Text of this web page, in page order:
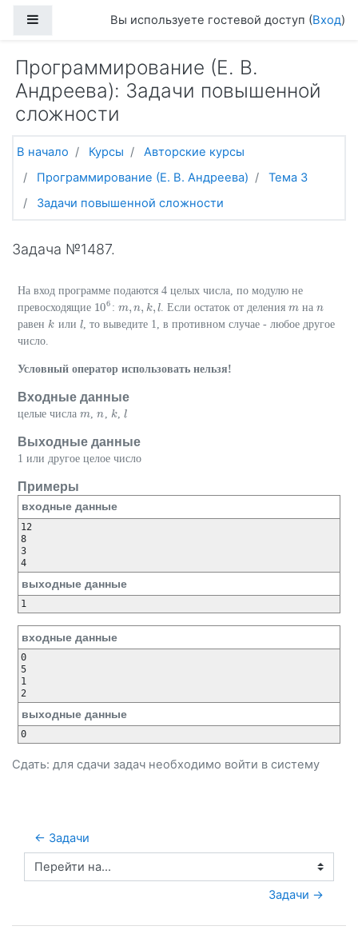
Боковая панельВы используете гостевой доступ (Вход)
Программирование (Е. В.
Андреева): Задачи повышенной
сложности
В начало Курсы
Авторские курсы
Программирование (Е. В. Андреева)
Тема 3
Задачи повышенной сложности
Задача №1487.
На вход программе подаются 4 целых числа, по модулю не
превосходящие 106
106 : m, n, k, l
m,n,k ,l . Если остаток от деления m
mна n
n
равен k
k или ll , то выведите 1, в противном случае - любое другое
число.
Условный оператор использовать нельзя!
Входные данные
целые числа m
m ,n
n k
k ,ll
Выходные данные
1 или другое целое число
Примеры
входные данные
12
8
3
4
выходные данные
1
входные данные
0
5
1
выходные данные
0
Сдать: для сдачи задач необходимо войти в систему
← Задачи
Перейти на...
Задачи →